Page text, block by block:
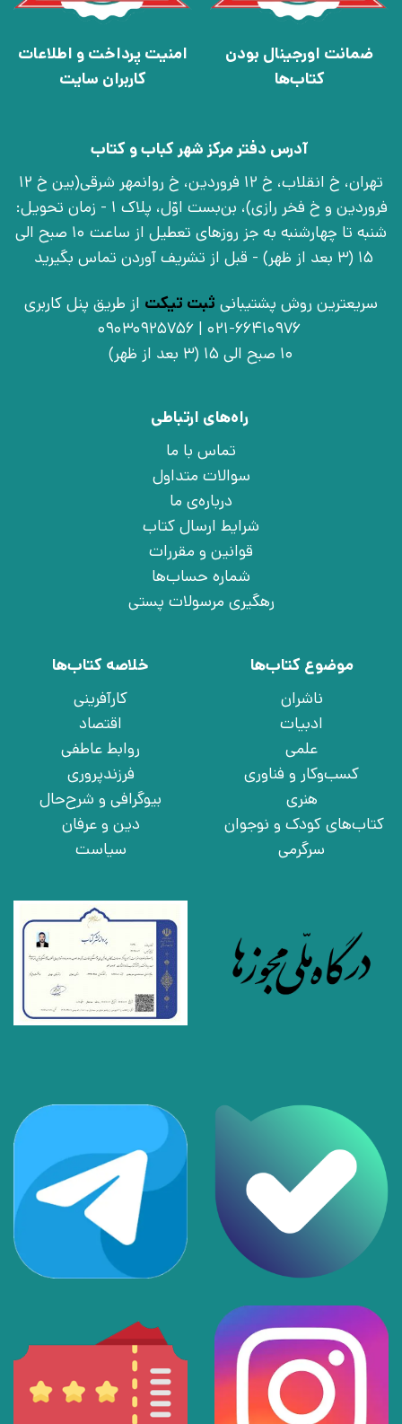
ضمانت اورجینال بودن
کتاب‌ها
امنیت پرداخت و اطلاعات
کاربران سایت
آدرس دفتر مرکز شهر کباب و کتاب
تهران، خ انقلاب، خ 12 فروردین، خ روانمهر شرقی(بین خ 12
فروردین و خ فخر رازی)، بن‌بست اوّل، پلاک 1 - زمان تحویل:
شنبه تا چهارشنبه به جز روزهای تعطیل از ساعت 10 صبح الی
15 (3 بعد از ظهر) - قبل از تشریف آوردن تماس بگیرید
سریعترین روش پشتیبانی ثبت تیکت از طریق پنل کاربری
021-66410976 | 09030925756
10 صبح الی 15 (3 بعد از ظهر)
راه‌های ارتباطی
تماس با ما
سوالات متداول
درباره‌ی ما
شرایط ارسال کتاب
قوانین و مقررات
شماره حساب‌ها
رهگیری مرسولات پستی
موضوع کتاب‌ها
ناشران
ادبیات
علمی
کسب‌وکار و فناوری
هنری
کتاب‌های کودک و نوجوان
سرگرمی
خلاصه کتاب‌ها
کارآفرینی
اقتصاد
روابط عاطفی
فرزندپروری
بیوگرافی و شرح‌حال
دین و عرفان
سیاست